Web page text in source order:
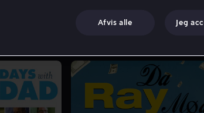
Afvis alle Jeg